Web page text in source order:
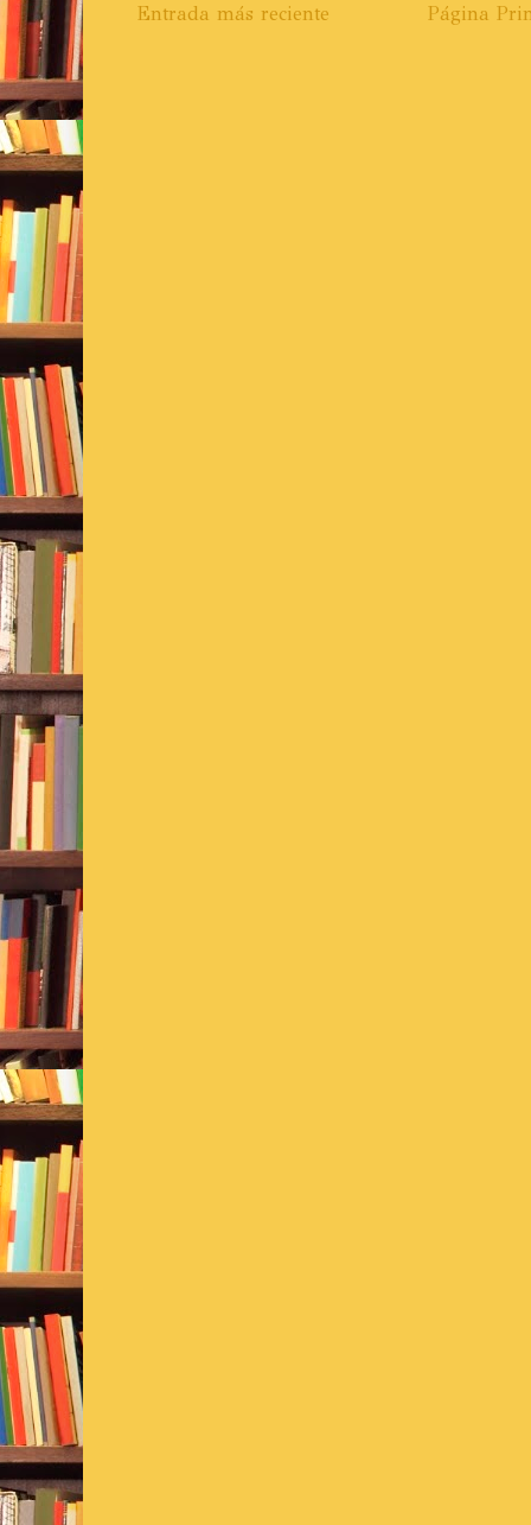
Entrada más reciente Página